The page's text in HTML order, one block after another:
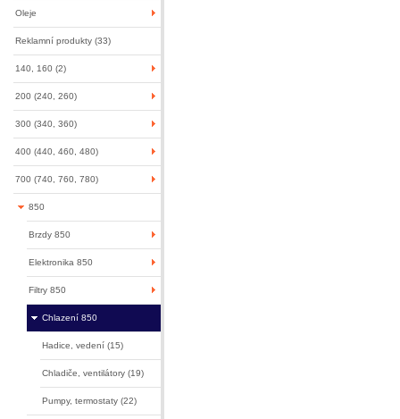
Oleje
Reklamní produkty (33)
140, 160 (2)
200 (240, 260)
300 (340, 360)
400 (440, 460, 480)
700 (740, 760, 780)
850
Brzdy 850
Elektronika 850
Filtry 850
Chlazení 850
Hadice, vedení (15)
Chladiče, ventilátory (19)
Pumpy, termostaty (22)